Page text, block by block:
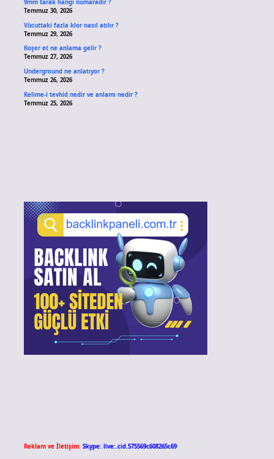
9mm tarak hangi numaradır ?
Temmuz 30, 2026
Vücuttaki fazla klor nasıl atılır ?
Temmuz 29, 2026
Koşer et ne anlama gelir ?
Temmuz 27, 2026
Underground ne anlatıyor ?
Temmuz 26, 2026
Kelime-i tevhid nedir ve anlamı nedir ?
Temmuz 25, 2026
Reklam ve İletişim: Skype: live:.cid.575569c608265c69